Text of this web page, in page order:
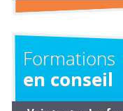
Formations
en conseil